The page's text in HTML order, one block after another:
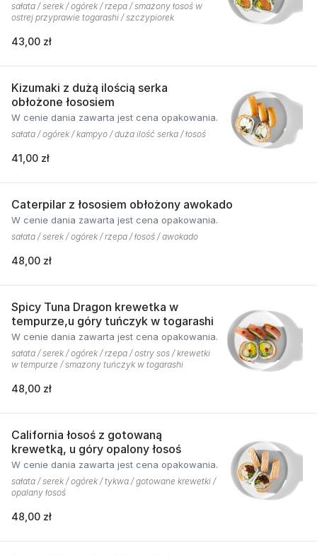
sałata / serek / ogórek / rzepa / smażony łosoś w
ostrej przyprawie togarashi / szczypiorek
43,00 zł
Kizumaki z dużą ilością serka
obłożone łososiem
W cenie dania zawarta jest cena opakowania.
sałata / ogórek / kampyo / duża ilość serka / łosoś
41,00 zł
Caterpilar z łososiem obłożony awokado
W cenie dania zawarta jest cena opakowania.
sałata / serek / ogórek / rzepa / łosoś / awokado
48,00 zł
Spicy Tuna Dragon krewetka w
tempurze,u góry tuńczyk w togarashi
W cenie dania zawarta jest cena opakowania.
sałata / serek / ogórek / rzepa / ostry sos / krewetki
w tempurze / smazony tuńczyk w togarashi
48,00 zł
California łosoś z gotowaną
krewetką, u góry opalony łosoś
W cenie dania zawarta jest cena opakowania.
sałata / serek / ogórek / tykwa / gotowane krewetki /
opalany łosoś
48,00 zł